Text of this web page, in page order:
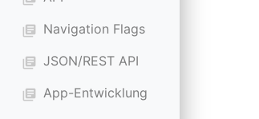
library_books Navigation Flags
library_books JSON/REST API
library_books App-Entwicklung